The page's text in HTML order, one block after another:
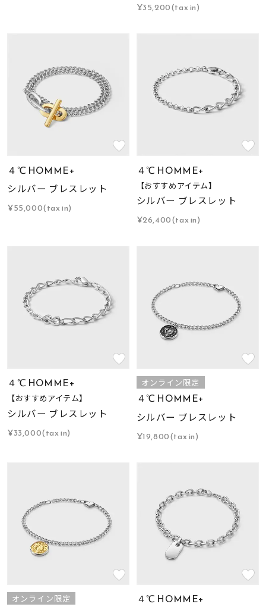
¥35,200(tax in)
４℃ HOMME+
シルバー ブレスレット
¥55,000(tax in)
４℃ HOMME+
【おすすめアイテム】
シルバー ブレスレット
¥26,400(tax in)
４℃ HOMME+
【おすすめアイテム】
シルバー ブレスレット
¥33,000(tax in)
オンライン限定
４℃ HOMME+
シルバー ブレスレット
¥19,800(tax in)
オンライン限定 ４℃ HOMME+